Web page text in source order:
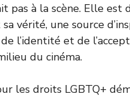
pas à la scène. Elle
vérité, une source
l’identité et de
du cinéma.
les droits LGBTQ+